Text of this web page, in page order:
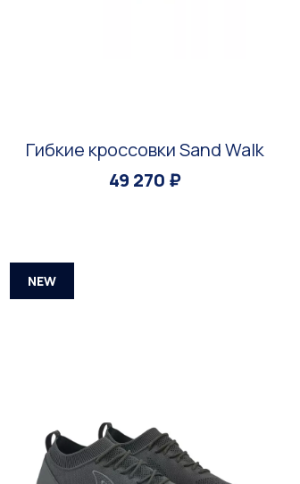
Гибкие кроссовки Sand Walk
49 270 ₽
NEW